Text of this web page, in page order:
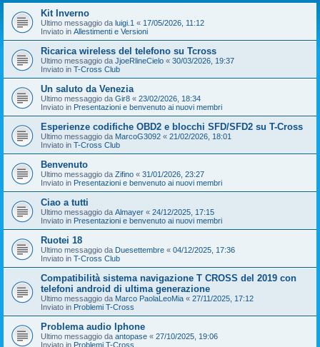
Kit Inverno
Ultimo messaggio da luigi.1 « 17/05/2026, 11:12
Inviato in Allestimenti e Versioni
Ricarica wireless del telefono su Tcross
Ultimo messaggio da JjoeRlineCielo « 30/03/2026, 19:37
Inviato in T-Cross Club
Un saluto da Venezia
Ultimo messaggio da Gir8 « 23/02/2026, 18:34
Inviato in Presentazioni e benvenuto ai nuovi membri
Esperienze codifiche OBD2 e blocchi SFD/SFD2 su T-Cross
Ultimo messaggio da MarcoG3092 « 21/02/2026, 18:01
Inviato in T-Cross Club
Benvenuto
Ultimo messaggio da Zifino « 31/01/2026, 23:27
Inviato in Presentazioni e benvenuto ai nuovi membri
Ciao a tutti
Ultimo messaggio da Almayer « 24/12/2025, 17:15
Inviato in Presentazioni e benvenuto ai nuovi membri
Ruotei 18
Ultimo messaggio da Duesettembre « 04/12/2025, 17:36
Inviato in T-Cross Club
Compatibilità sistema navigazione T CROSS del 2019 con
telefoni android di ultima generazione
Ultimo messaggio da Marco PaolaLeoMia « 27/11/2025, 17:12
Inviato in Problemi T-Cross
Problema audio Iphone
Ultimo messaggio da antopase « 27/10/2025, 19:06
Inviato in Problemi T-Cross